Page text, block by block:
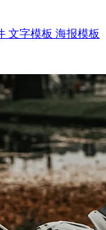
文字模板 海报模板